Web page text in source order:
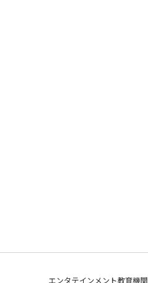
エンタテインメント教育機関